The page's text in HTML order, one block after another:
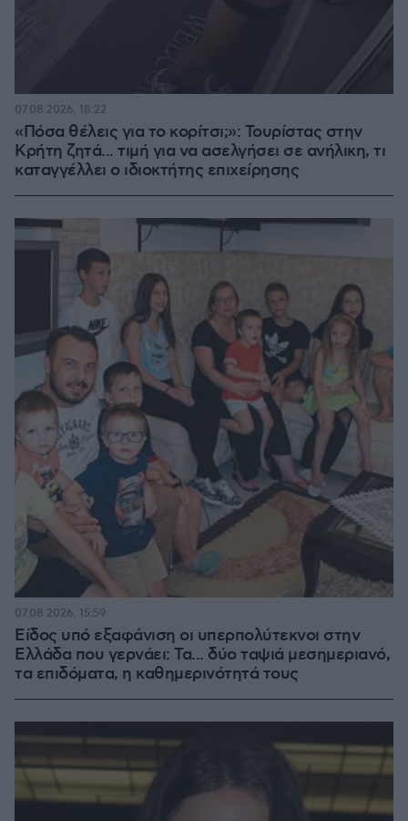
«Πόσα θέλεις για το κορίτσι;»: Τουρίστας στην
Κρήτη ζητά... τιμή για να ασελγήσει σε ανήλικη, τι
καταγγέλλει ο ιδιοκτήτης επιχείρησης
07.08.2026, 18:22
Είδος υπό εξαφάνιση οι υπερπολύτεκνοι στην
Ελλάδα που γερνάει: Τα... δύο ταψιά μεσημεριανό,
τα επιδόματα, η καθημερινότητά τους
07.08.2026, 15:59